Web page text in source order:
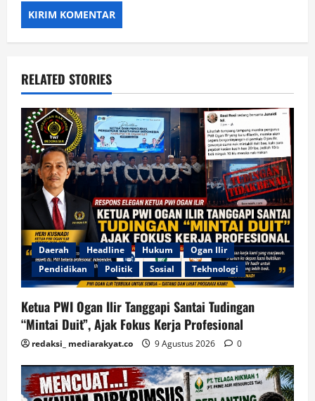
RELATED STORIES
Daerah Headline Hukum
Ogan Ilir
Pendidikan
Politik Sosial Tekhnologi
Ketua PWI Ogan Ilir Tanggapi Santai Tudingan
“Mintai Duit”, Ajak Fokus Kerja Profesional
redaksi_ mediarakyat.co 9 Agustus 2026 0